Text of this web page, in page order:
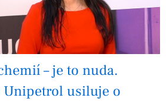
– je to nuda.
Unipetrol usiluje o